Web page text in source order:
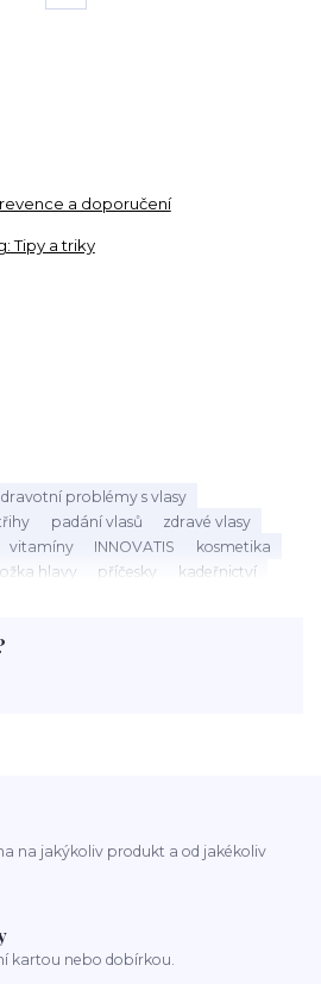
a doporučení
Tipy a triky
problémy s vlasy
padání vlasů
zdravé vlasy
vitamíny INNOVATIS
kosmetika
hlavy příčesky
kadeřnictví
vlasy
na jakýkoliv produkt a od jakékoliv
kartou nebo dobírkou.